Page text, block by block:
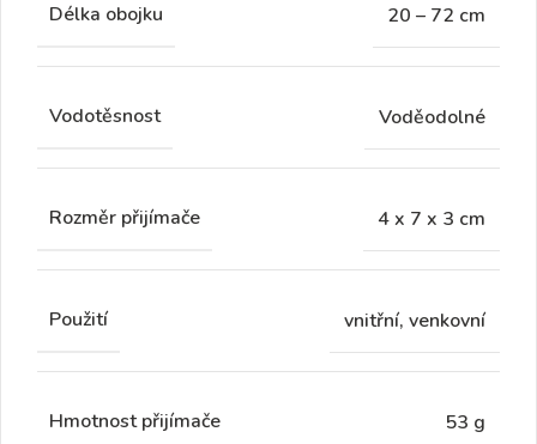
Délka obojku 20 – 72 cm
Vodotěsnost Voděodolné
Rozměr přijímače 4 x 7 x 3 cm
Použití vnitřní, venkovní
Hmotnost přijímače 53 g